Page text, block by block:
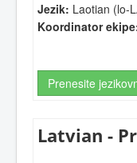
Jezik: Laotian (lo-
Koordinator
Prenesite
Latvian -